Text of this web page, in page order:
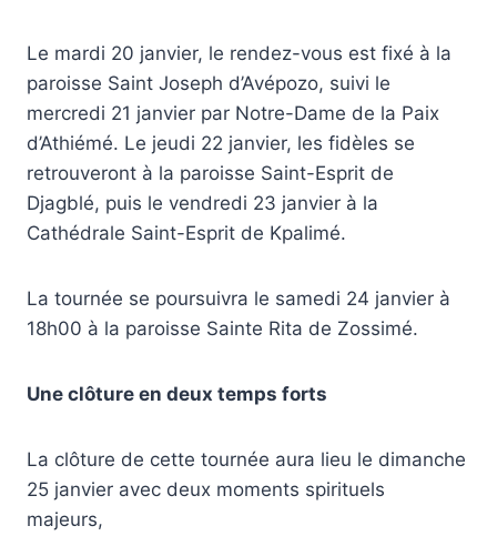
Le mardi 20 janvier, le rendez-vous est fixé à la
paroisse Saint Joseph d’Avépozo, suivi le
mercredi 21 janvier par Notre-Dame de la Paix
d’Athiémé. Le jeudi 22 janvier, les fidèles se
retrouveront à la paroisse Saint-Esprit de
Djagblé, puis le vendredi 23 janvier à la
Cathédrale Saint-Esprit de Kpalimé.
La tournée se poursuivra le samedi 24 janvier à
18h00 à la paroisse Sainte Rita de Zossimé.
Une clôture en deux temps forts
La clôture de cette tournée aura lieu le dimanche
25 janvier avec deux moments spirituels
majeurs,